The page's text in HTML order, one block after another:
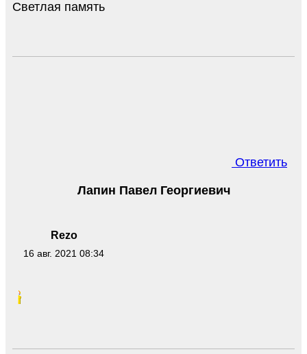
Светлая память
Ответить
Rezo
16 авг. 2021 08:34
Лапин Павел Георгиевич